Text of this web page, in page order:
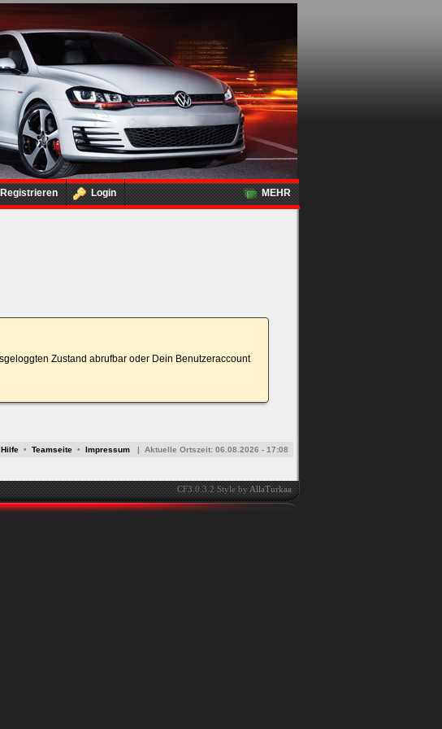
Registrieren Login MEHR
Zustand abrufbar oder Dein Benutzeraccount
Hilfe • Teamseite • Impressum | Aktuelle Ortszeit: 06.08.2026 - 17:08
CF3.0.3.2 Style byAllaTurkaa